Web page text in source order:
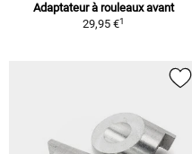
Adaptateur à rouleaux avant
29,95 €1